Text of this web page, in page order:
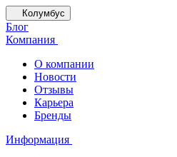
Колумбус
Блог
Компания
О компании
Новости
Отзывы
Карьера
Бренды
Информация